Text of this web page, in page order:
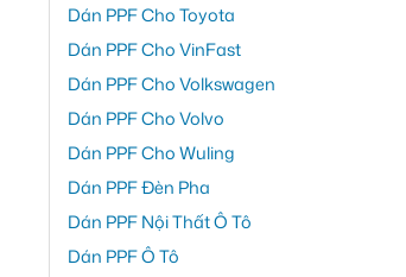
Dán PPF Cho Toyota
Dán PPF Cho VinFast
Dán PPF Cho Volkswagen
Dán PPF Cho Volvo
Dán PPF Cho Wuling
Dán PPF Đèn Pha
Dán PPF Nội Thất Ô Tô
Dán PPF Ô Tô